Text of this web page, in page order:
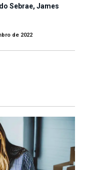
Sebrae, James
de 2022